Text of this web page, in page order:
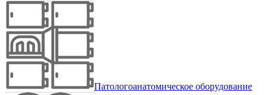
Патологоанатомическое оборудование